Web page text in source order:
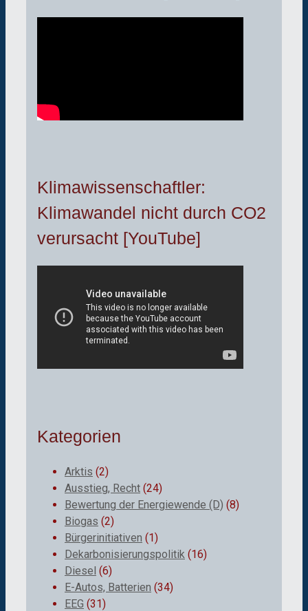
Klimawissenschaftler:
Klimawandel nicht durch CO2
verursacht [YouTube]
Kategorien
Arktis (2)
Ausstieg, Recht (24)
Bewertung der Energiewende (D) (8)
Biogas (2)
Bürgerinitiativen (1)
Dekarbonisierungspolitik (16)
Diesel (6)
E-Autos, Batterien (34)
EEG (31)